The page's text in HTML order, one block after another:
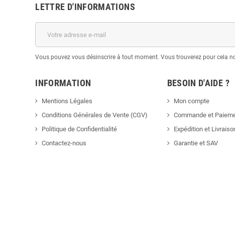
LETTRE D'INFORMATIONS
Vous pouvez vous désinscrire à tout moment. Vous trouverez pour
INFORMATION
Mentions Légales
Conditions Générales de Vente (CGV)
Politique de Confidentialité
Contactez-nous
BESOIN D'AIDE ?
Mon compte
Commande et
Expédition et
Garantie et SAV